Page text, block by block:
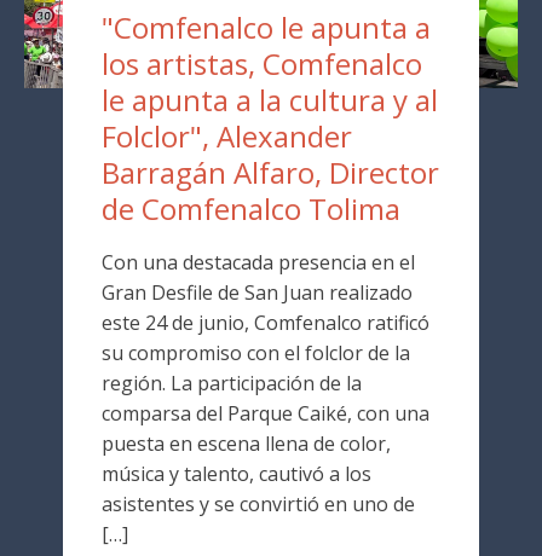
"Comfenalco le apunta a
los artistas, Comfenalco
le apunta a la cultura y al
Folclor", Alexander
Barragán Alfaro, Director
de Comfenalco Tolima
Con una destacada presencia en el
Gran Desfile de San Juan realizado
este 24 de junio, Comfenalco ratificó
su compromiso con el folclor de la
región. La participación de la
comparsa del Parque Caiké, con una
puesta en escena llena de color,
música y talento, cautivó a los
asistentes y se convirtió en uno de
[…]